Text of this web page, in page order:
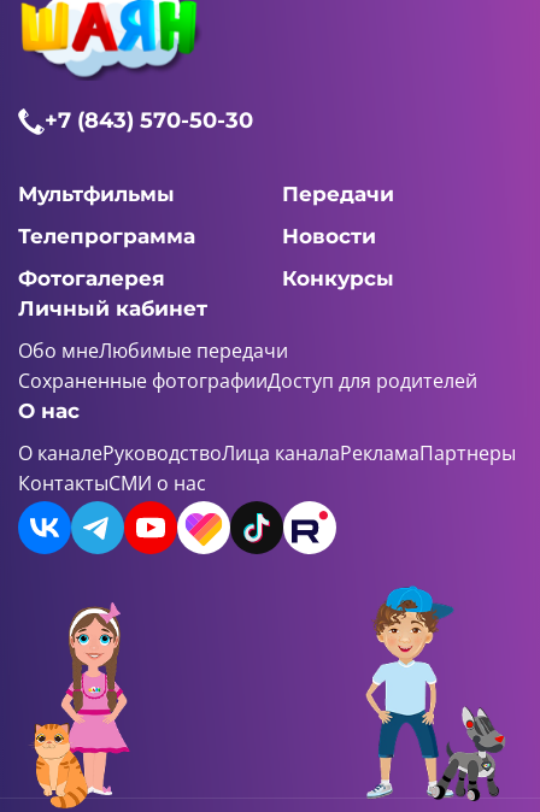
+7 (843) 570-50-30
Мультфильмы
Передачи
Телепрограмма
Новости
Фотогалерея
Конкурсы
Личный кабинет
Обо мнеЛюбимые передачи
Сохраненные фотографииДоступ для родителей
О нас
О каналеРуководствоЛица каналаРекламаПартнеры
КонтактыСМИ о нас